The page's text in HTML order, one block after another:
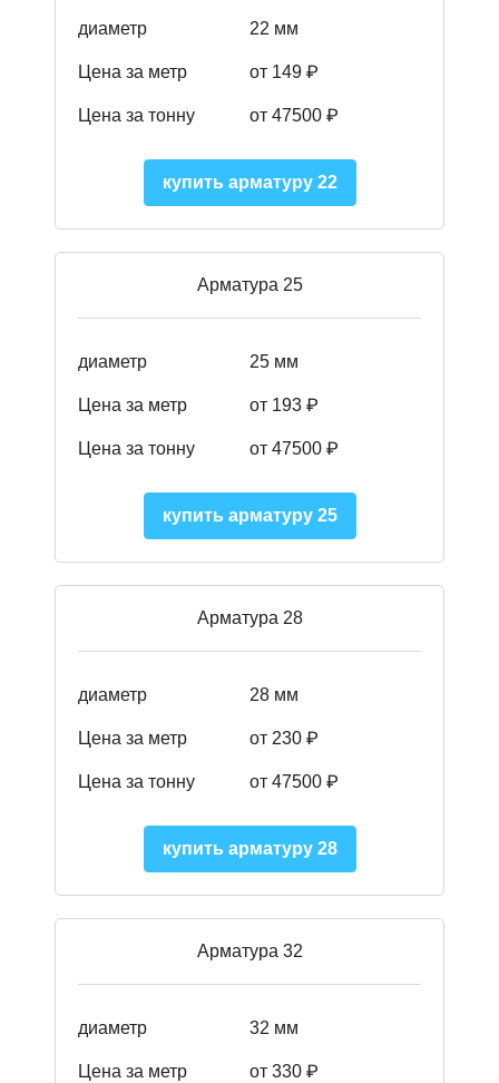
диаметр 22 мм
Цена за метр от 149 ₽
Цена за тонну от 47500 ₽
купить арматуру 22
Арматура 25
диаметр 25 мм
Цена за метр от 193 ₽
Цена за тонну от 47500 ₽
купить арматуру 25
Арматура 28
диаметр 28 мм
Цена за метр от 230 ₽
Цена за тонну от 47500 ₽
купить арматуру 28
Арматура 32
диаметр 32 мм
Цена за метр от 330 ₽